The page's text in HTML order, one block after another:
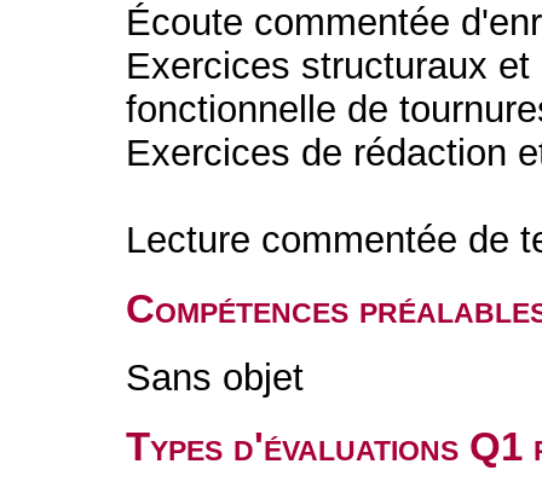
Écoute commentée
Exercices structuraux
fonctionnelle de
Exercices de rédaction
Lecture commentée de
Compétences
Sans objet
Types d'évaluations